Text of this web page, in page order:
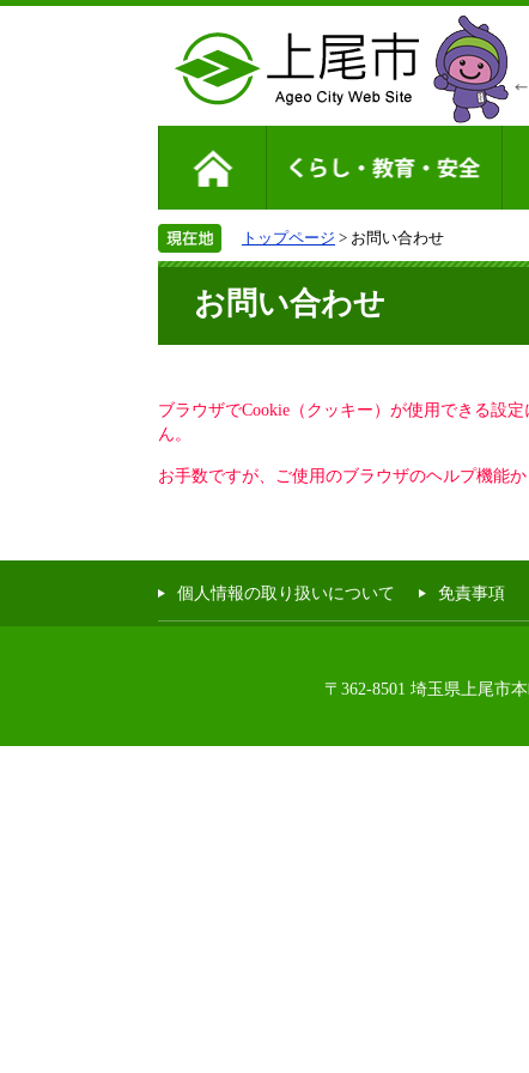
トップページ > お問い合わせ
お問い合わせ
ブラウザでCookie（クッキー）が使用できる設
ん。
お手数ですが、ご使用のブラウザのヘルプ機能
個人情報の取り扱いについて 免責事項
〒362-8501 埼玉県上尾市